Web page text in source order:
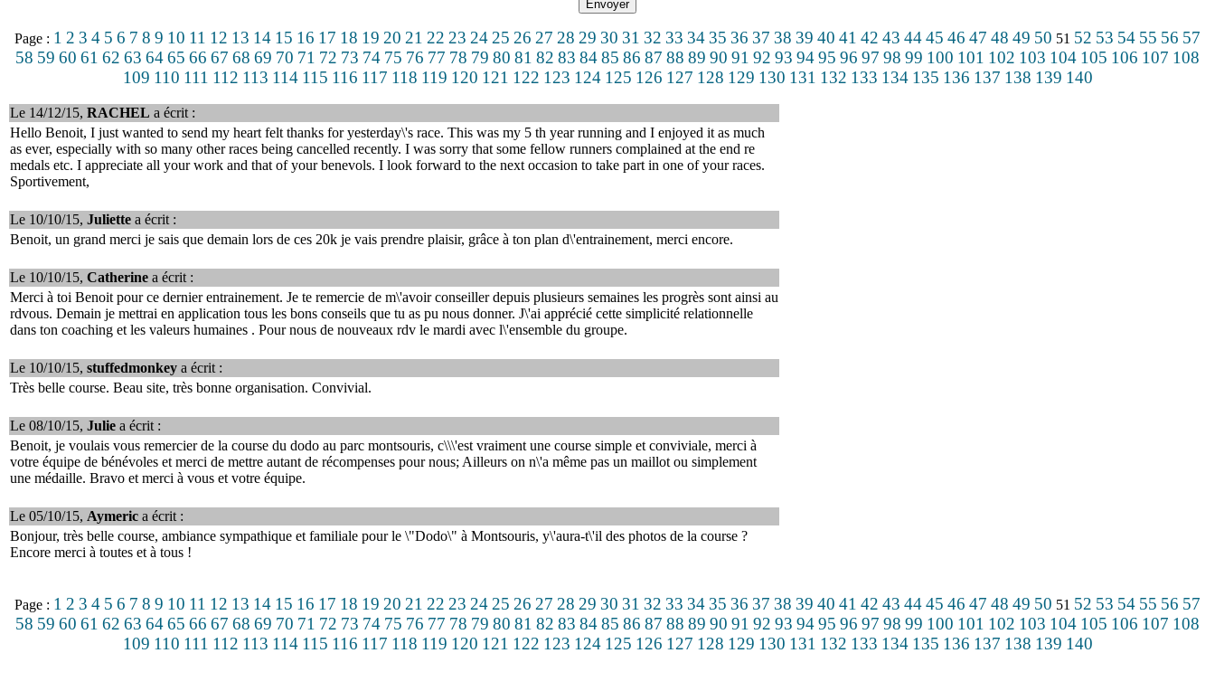
Page : 1 2 3 4 5 6 7 8 9 10 11 12 13 14 15 16 17 18 19 20 21 22 23 24 25 26 27 28 29 30 31 32 33 34 35 36 37 38 39 40 41 42 43 4445 46 47 48 49 50 51 52 53 54 55 56 57
58 59 60 61 62 63 6465 66 67 68 69 70 71 72 73 74 75 76 77 78 79 80 81 82 83 8485 86 87 88 89 90 91 92 93 9495 96 97 98 99 100 101 102 103 104 105 106 107 108
109 110 111 112 113 114 115 116 117 118 119 120 121 122 123 124 125 126 127 128 129 130 131 132 133 134 135 136 137 138 139 140
Le 14/12/15, RACHEL a écrit :
Hello Benoit, I just wanted to send my heart felt thanks for yesterday\'s race. This was my 5 th year running and I enjoyed it as much
as ever, especially with so many other races being cancelled recently. I was sorry that some fellow runners complained at the end re
medals etc. I appreciate all your work and that of your benevols. I look forward to the next occasion to take part in one of your races.
Sportivement,
Le 10/10/15, Juliette a écrit :
Benoit, un grand merci je sais que demain lors de ces 20k je vais prendre plaisir, grâce à ton plan d\'entrainement, merci encore.
Le 10/10/15, Catherine a écrit :
Merci à toi Benoit pour ce dernier entrainement. Je te remercie de m\'avoir conseiller depuis plusieurs semaines les progrès sont ainsi au
rdvous. Demain je mettrai en application tous les bons conseils que tu as pu nous donner. J\'ai apprécié cette simplicité relationnelle
dans ton coaching et les valeurs humaines . Pour nous de nouveaux rdv le mardi avec l\'ensemble du groupe.
Le 10/10/15, stuffedmonkey a écrit :
Très belle course. Beau site, très bonne organisation. Convivial.
Le 08/10/15, Julie a écrit :
Benoit, je voulais vous remercier de la course du dodo au parc montsouris, c\\\'est vraiment une course simple et conviviale, merci à
votre équipe de bénévoles et merci de mettre autant de récompenses pour nous; Ailleurs on n\'a même pas un maillot ou simplement
une médaille. Bravo et merci à vous et votre équipe.
Le 05/10/15, Aymeric a écrit :
Bonjour, très belle course, ambiance sympathique et familiale pour le \"Dodo\" à Montsouris, y\'aura-t\'il des photos de la course ?
Encore merci à toutes et à tous !
Page : 1 2 3 4 5 6 7 8 9 10 11 12 13 14 15 16 17 18 19 20 21 22 23 24 25 26 27 28 29 30 31 32 33 34 35 36 37 38 39 40 41 42 43 4445 46 47 48 49 50 51 52 53 54 55 56 57
58 59 60 61 62 63 6465 66 67 68 69 70 71 72 73 74 75 76 77 78 79 80 81 82 83 8485 86 87 88 89 90 91 92 93 9495 96 97 98 99 100 101 102 103 104 105 106 107 108
109 110 111 112 113 114 115 116 117 118 119 120 121 122 123 124 125 126 127 128 129 130 131 132 133 134 135 136 137 138 139 140